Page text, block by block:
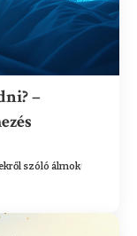
–
szóló álmok